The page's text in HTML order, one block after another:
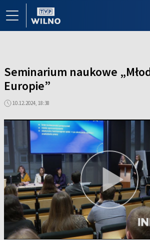
Seminarium naukowe
Europie”
10.12.2024, 18:38